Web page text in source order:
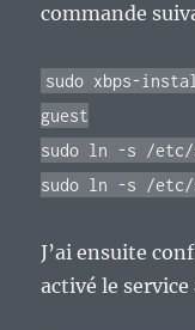
commande
sudo xbps-
guest
sudo ln -s /etc/
sudo ln -s /etc/
J’ai ensuite
activé le service